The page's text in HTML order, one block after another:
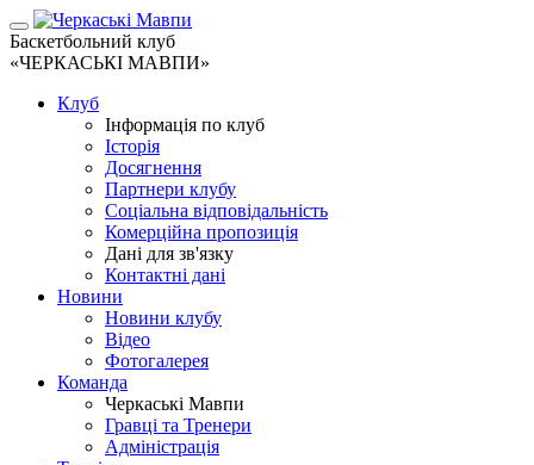
Баскетбольний клуб
«ЧЕРКАСЬКІ МАВПИ»
Клуб
Інформація по клуб
Історія
Досягнення
Партнери клубу
Соціальна відповідальність
Комерційна пропозиція
Дані для зв'язку
Контактні дані
Новини
Новини клубу
Відео
Фотогалерея
Команда
Черкаські Мавпи
Гравці та Тренери
Адміністрація